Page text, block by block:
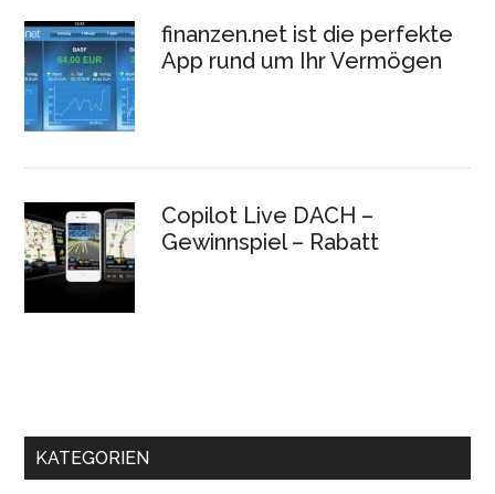
finanzen.net ist die perfekte
App rund um Ihr Vermögen
Copilot Live DACH –
Gewinnspiel – Rabatt
KATEGORIEN